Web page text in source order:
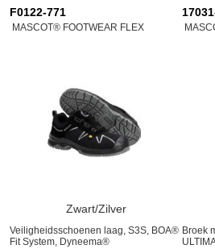
F0122-771
MASCOT® FOOTWEAR FLEX
Zwart/Zilver
Veiligheidsschoenen laag, S3S, BOA®
Fit System, Dyneema®
Broek